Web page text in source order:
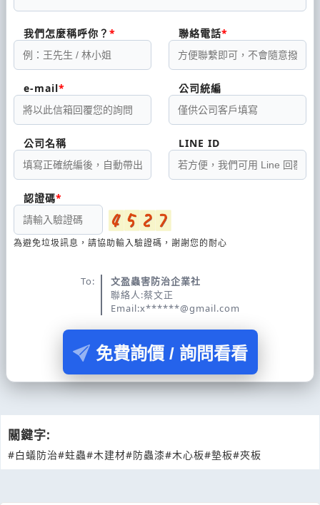
我們怎麼稱呼你？ 聯絡電話
e-mail 公司統編
公司名稱 LINE ID
認證碼
為避免垃圾訊息，請協助輸入驗證碼，謝謝您的耐心
To:
文盈蟲害防治企業社
聯絡人:蔡文正
Email:x******@gmail.com
免費詢價 / 詢問看看
關鍵字:
#白蟻防治#蛀蟲#木建材#防蟲漆#木心板#墊板#夾板